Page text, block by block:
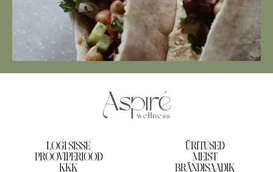
LOGI SISSE
PROOVIPERIOOD
KKK
ÜRITUSED
MEIST
BRÄNDISAADIK